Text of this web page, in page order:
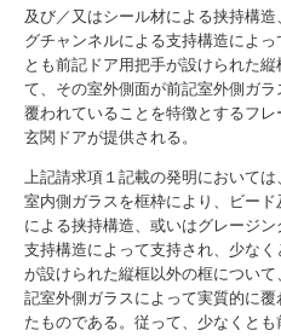
及び／又はシール材による挟持構
グチャンネルによる支持構造によっ
とも前記ドア用把手が設けられた
て、その室外側面が前記室外側ガ
覆われていることを特徴とするフ
玄関ドアが提供される。
上記請求項１記載の発明においては
室内側ガラスを框枠により、ビー
による挟持構造、或いはグレージ
支持構造によって支持され、少な
が設けられた縦框以外の框につい
記室外側ガラスによって実質的に覆
たものである。従って、少なくと